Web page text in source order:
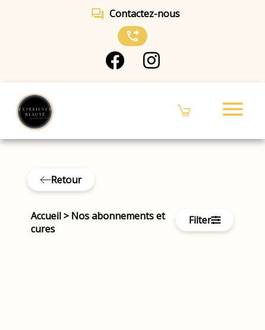
forum Contactez-nous
phone_forwarded
menu
Retour
Accueil >Nos abonnements et
cures
Filter